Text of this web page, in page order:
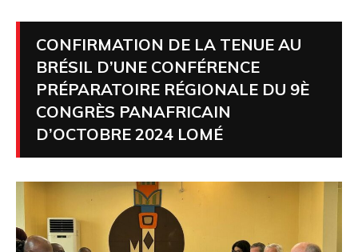
CONFIRMATION DE LA TENUE AU
BRÉSIL D’UNE CONFÉRENCE
PRÉPARATOIRE RÉGIONALE DU 9È
CONGRÈS PANAFRICAIN
D’OCTOBRE 2024 LOMÉ